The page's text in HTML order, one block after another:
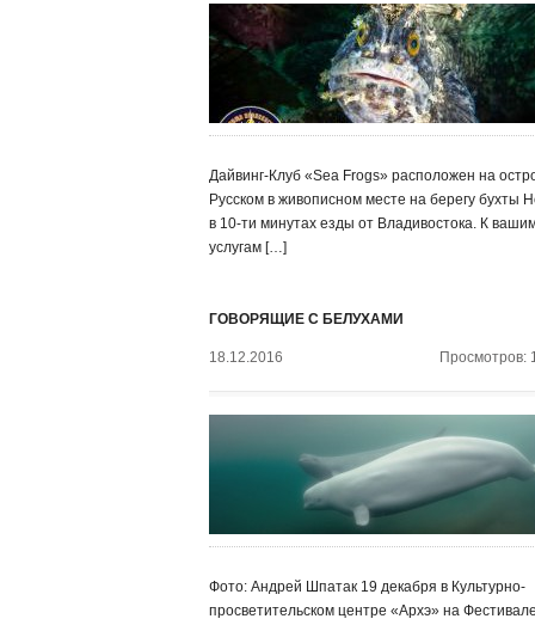
Дайвинг-Клуб «Sea Frogs» расположен на
Русском в живописном месте на берегу бухты
в 10-ти минутах езды от Владивостока. К
услугам […]
ГОВОРЯЩИЕ С БЕЛУХАМИ
18.12.2016 Просмотров:
Фото: Андрей Шпатак 19 декабря в Культурно-
просветительском центре «Архэ» на